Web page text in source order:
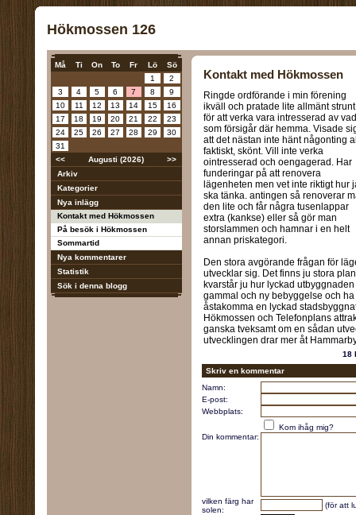
Hökmossen 126
Må Ti On To Fr Lö
Sö
1
2
3
4 5 6 7 8
9
10
11 12 13 14 15
16
17
18 19 20 21 22
23
24
25 26 27 28 29
30
31
<<
Augusti (2026)
>>
Arkiv
Kategorier
Nya inlägg
Kontakt med Hökmossen
På besök i Hökmossen
Sommartid
Nya kommentarer
Statistik
Sök i denna blogg
Kontakt med Hökmossen
Ringde ordförande i min förening
ikväll och pratade lite allmänt strunt
för att verka vara intresserad av vad
som försigår där hemma. Visade
att det nästan inte hänt någonting
faktiskt, skönt. Vill inte verka
ointresserad och oengagerad. Har
funderingar på att renovera
lägenheten men vet inte riktigt hur
ska tänka. antingen så renoverar
den lite och får några tusenlappar
extra (kankse) eller så gör man
storslammen och hamnar i en helt
annan priskategori.
Den stora avgörande frågan för
utvecklar sig. Det finns ju stora
kvarstår ju hur lyckad
gammal och ny bebyggelse och
åstakomma en lyckad
Hökmossen och Telefonplans
ganska tveksamt om en sådan
utvecklingen drar mer åt
18
Skriv en kommentar
Namn:
E-post:
Webbplats:
Kom ihåg mig?
Din kommentar:
vilken färg har
solen:
(för att